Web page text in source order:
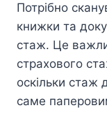
Потрібно
книжки та
стаж. Це
страхового
оскільки стаж
саме